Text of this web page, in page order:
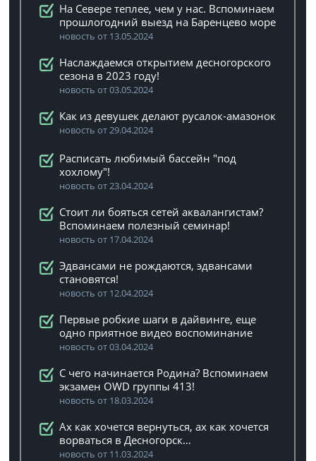
На Севере теплее, чем у нас. Вспоминаем
прошлогодний выезд на Баренцево море
новость от 13.05.2024
Наслаждаемся открытием десногорского
сезона в 2023 году!
новость от 03.05.2024
Как из девушек делают русалок-амазонок
новость от 29.04.2024
Расписать любимый бассейн "под
хохлому"!
новость от 23.04.2024
Стоит ли бояться сетей аквалангистам?
Вспоминаем полезный семинар!
новость от 17.04.2024
Эдвансами не рождаются, эдвансами
становятся!
новость от 12.04.2024
Первые робкие шаги в дайвинге, еще
одно приятное видео воспоминание
новость от 03.04.2024
C чего начинается Родина? Вспоминаем
экзамен OWD группы 413!
новость от 18.03.2024
Ах как хочется вернуться, ах как хочется
ворваться в Десногорск…
новость от 11.03.2024